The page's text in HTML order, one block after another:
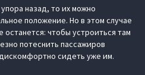
назад, то их можно
положение. Но в этом случае
останется: чтобы устроиться там
потеснить пассажиров
сидеть уже им.